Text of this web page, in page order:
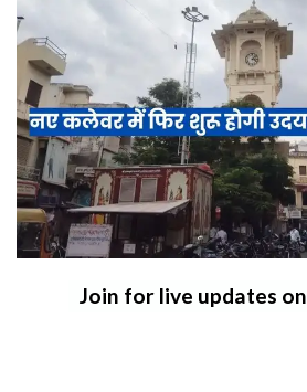
Join for live updates on